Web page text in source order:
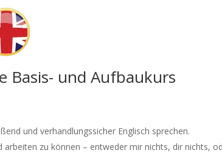
Basis- und Aufbaukurs
und verhandlungssicher Englisch sprechen.
arbeiten zu können – entweder mir nichts, dir nichts,